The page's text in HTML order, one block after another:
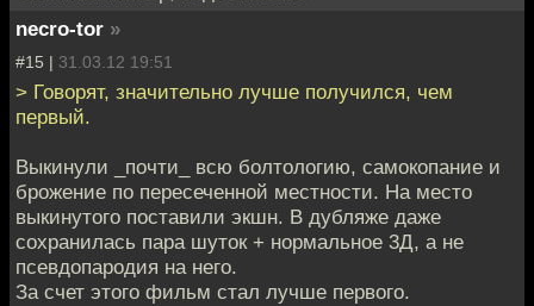
necro-tor »
#15 | 31.03.12 19:51
> Говорят, значительно лучше получился, чем
первый.
Выкинули _почти_ всю болтологию, самокопание и
брожение по пересеченной местности. На место
выкинутого поставили экшн. В дубляже даже
сохранилась пара шуток + нормальное 3Д, а не
псевдопародия на него.
За счет этого фильм стал лучше первого.